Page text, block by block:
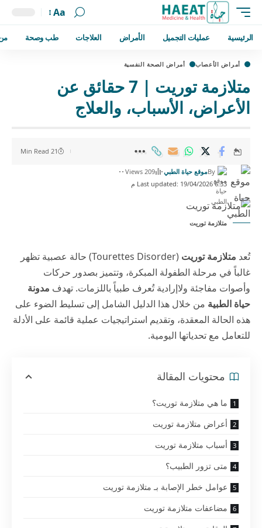
Aa
الرئيسية عمليات التجميل الأمراض العلاجات طب وصحة
أمراض الأعصاب أمراض الصحة النفسية
متلازمة توريت | 7 حقائق عن
الأعراض، الأسباب، والعلاج
Last updated: 19/04/2026 6:33 م
Byموقع حياة الطبي 209 Views
21 Min Read
متلازمة توريت
تُعد متلازمة توريت
(Tourettes Disorder) حالة عصبية تظهر
غالباً في مرحلة الطفولة المبكرة، وتتميز بصدور حركات
وأصوات مفاجئة ولاإرادية تُعرف طبياً باللزمات. تهدف مدونة
حياة الطبية من خلال هذا الدليل الشامل إلى تسليط الضوء على
هذه الحالة المعقدة، وتقديم استراتيجيات عملية قائمة على الأدلة
للتعامل مع تحدياتها اليومية.
محتويات المقالة
ما هي متلازمة توريت؟
أعراض متلازمة توريت
أسباب متلازمة توريت
متى تزور الطبيب؟
عوامل خطر الإصابة بـ متلازمة توريت
مضاعفات متلازمة توريت